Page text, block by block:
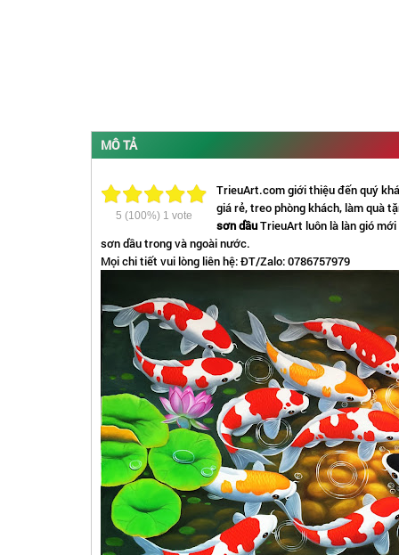
MÔ TẢ
5 (100%) 1 vote
TrieuArt.com giới thiệu đến quý
giá rẻ, treo phòng khách, làm quà
sơn dầuTrieuArt luôn là làn gió
sơn dầu trong và ngoài nước.
Mọi chi tiết vui lòng liên hệ: ĐT/Zalo: 0786757979